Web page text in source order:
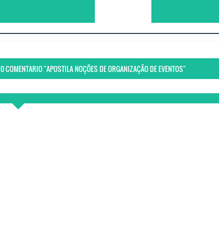
0 COMENTARIO "APOSTILA NOÇÕES DE ORGANIZAÇÃO DE EVENTOS"